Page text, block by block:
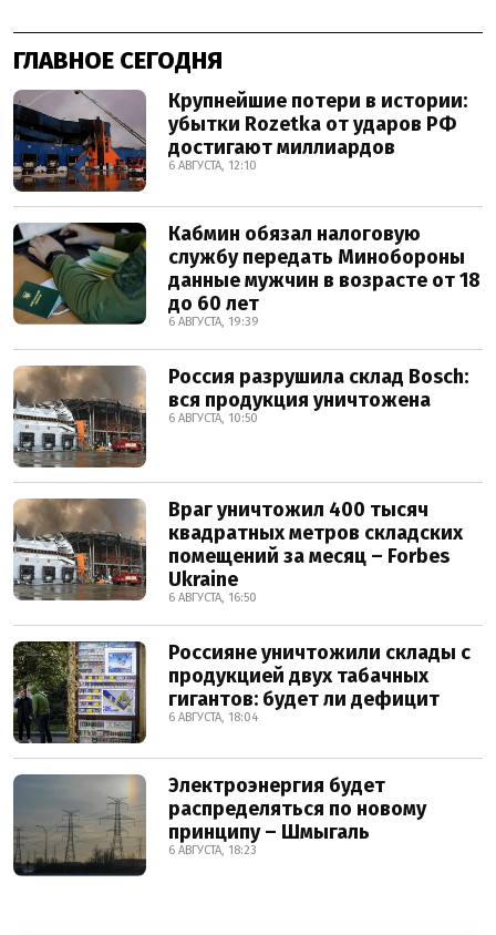
ГЛАВНОЕ СЕГОДНЯ
Крупнейшие потери в истории:
убытки Rozetka от ударов РФ
достигают миллиардов
6 АВГУСТА, 12:10
Кабмин обязал налоговую
службу передать Минобороны
данные мужчин в возрасте от 18
до 60 лет
6 АВГУСТА, 19:39
Россия разрушила склад Bosch:
вся продукция уничтожена
6 АВГУСТА, 10:50
Враг уничтожил 400 тысяч
квадратных метров складских
помещений за месяц – Forbes
Ukraine
6 АВГУСТА, 16:50
Россияне уничтожили склады с
продукцией двух табачных
гигантов: будет ли дефицит
6 АВГУСТА, 18:04
Электроэнергия будет
распределяться по новому
принципу – Шмыгаль
6 АВГУСТА, 18:23